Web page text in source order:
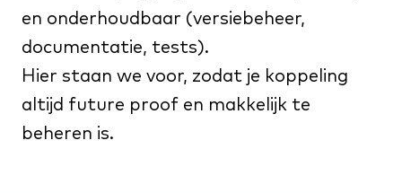
en onderhoudbaar (versiebeheer,
documentatie, tests).
Hier staan we voor, zodat je koppeling
altijd future proof en makkelijk te
beheren is.